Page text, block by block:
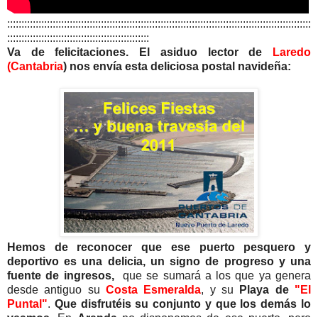
:::::::::::::::::::::::::::::::::::::::::::::::::::::::::::::::::::::::::::::::::::::::::::::::::::::::::::
::::::::::::::::::::::::::::::::::::::::::::::::::
Va de felicitaciones. El asiduo lector de
Laredo
(Cantabria) nos envía esta deliciosa postal navideña:
Hemos de reconocer que ese puerto pesquero y
deportivo es una delicia, un signo de progreso y una
fuente de ingresos,
que se sumará a los que ya genera
desde antiguo su Costa Esmeralda, y su Playa de "El
Puntal". Que disfrutéis su conjunto y que los demás lo